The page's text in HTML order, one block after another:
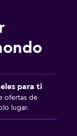
para ti
ofertas de
lugar.